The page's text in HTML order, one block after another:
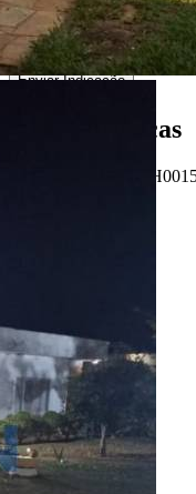
Ao ENVIAR você
Privacidade
Enviar Indicação
Características
Referência:
Descrição